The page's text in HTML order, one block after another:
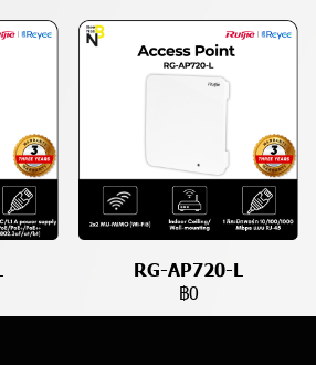
RG-AP720-L
฿0